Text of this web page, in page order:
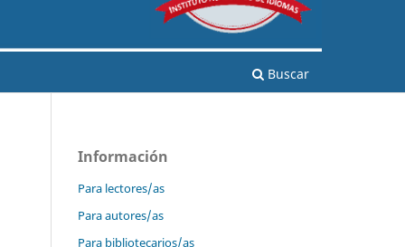
Buscar
Información
Para lectores/as
Para autores/as
Para bibliotecarios/as